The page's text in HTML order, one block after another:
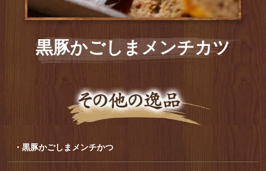
黒豚かごしまメンチカツ
・黒豚かごしまメンチかつ